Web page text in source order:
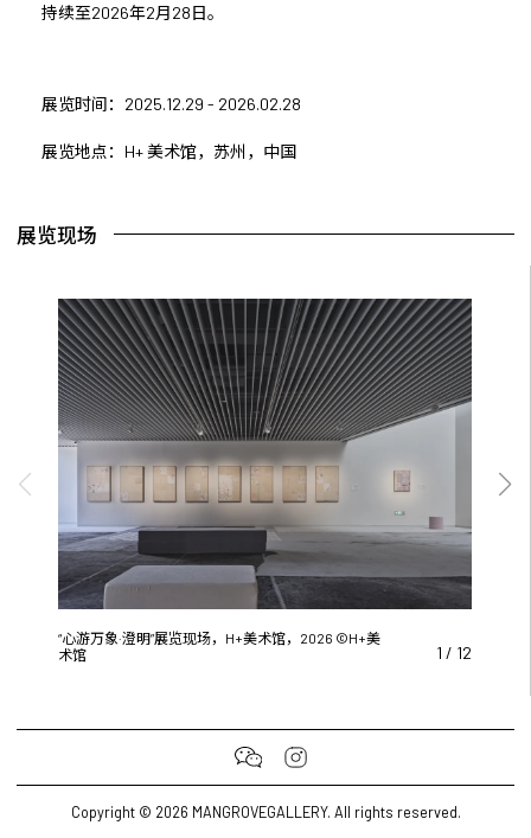
持续至2026年2月28日。
展览时间：2025.12.29 - 2026.02.28
展览地点：H+ 美术馆，苏州，中国
展览现场
“心游万象·澄明”展览现场，H+美术馆，2026 ©H+美
术馆
1 / 12
Copyright © 2026 MANGROVEGALLERY. All rights reserved.